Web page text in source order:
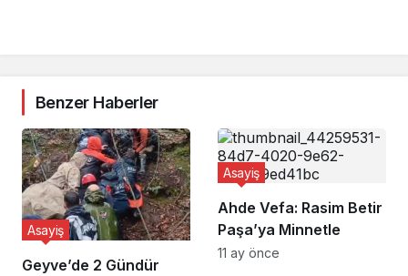
Benzer Haberler
Geyve’de 2 Gündür
Asayiş
Ahde Vefa: Rasim Betir
Paşa’ya Minnetle
Asayiş
11 ay önce